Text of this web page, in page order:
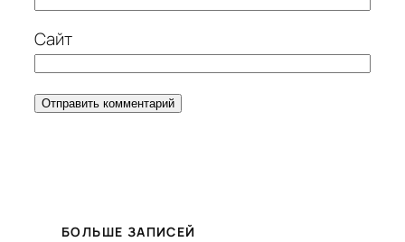
Сайт
БОЛЬШЕ ЗАПИСЕЙ